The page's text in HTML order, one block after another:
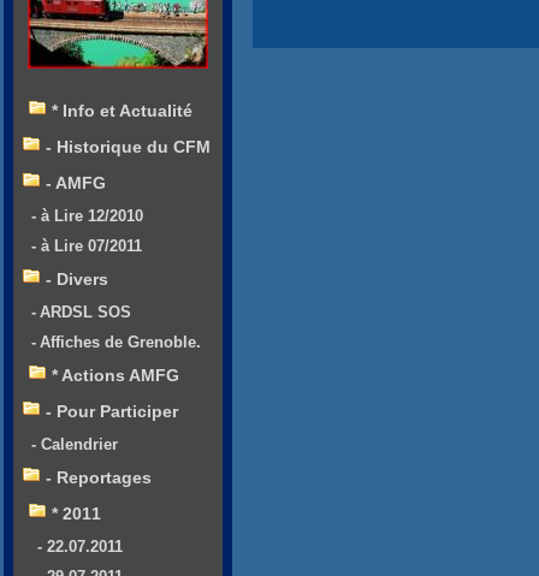
* Info et Actualité
- Historique du CFM
- AMFG
- à Lire 12/2010
- à Lire 07/2011
- Divers
- ARDSL SOS
- Affiches de Grenoble.
* Actions AMFG
- Pour Participer
- Calendrier
- Reportages
* 2011
- 22.07.2011